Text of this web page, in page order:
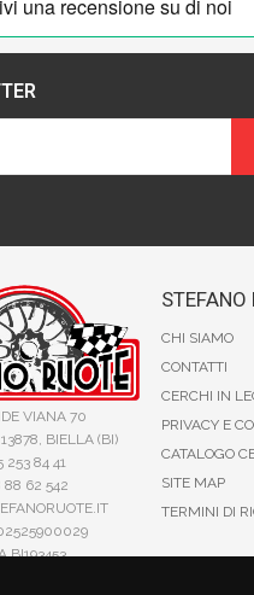
VIANA 70
BIELLA (BI)
253 84 41
88 62 542
BI193453
STEFANO
CHI SIAMO
CONTATTI
CERCHI IN
PRIVACY E
CATALOGO
SITE MAP
TERMINI DI